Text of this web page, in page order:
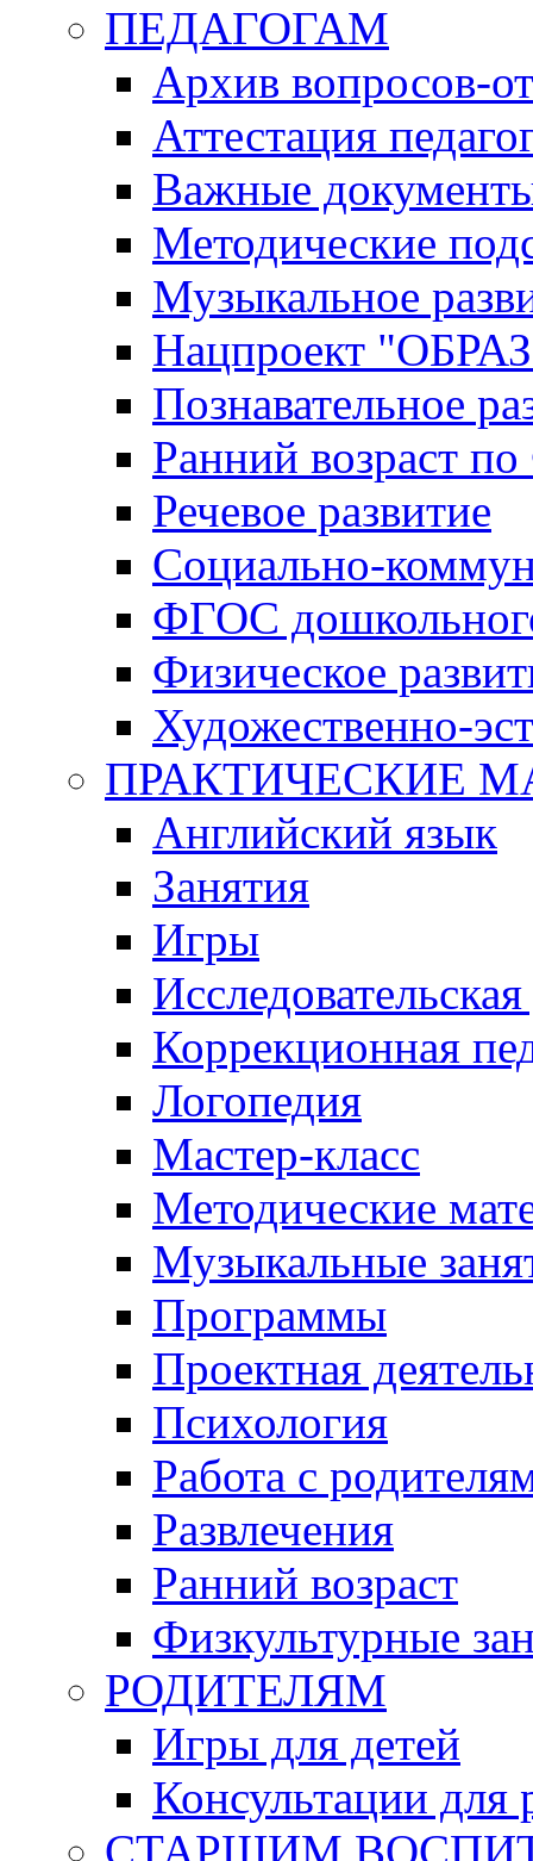
ПЕДАГОГАМ
Архив вопросов-
Аттестация
Важные
Методические
Музыкальное
Нацпроект
Познавательное
Ранний возраст
Речевое развитие
Социально-
ФГОС
Физическое
Художественно-
ПРАКТИЧЕСКИЕ
Английский язык
Занятия
Игры
Коррекционная
Логопедия
Мастер-класс
Методические
Музыкальные
Программы
Проектная
Психология
Работа с
Развлечения
Ранний возраст
Физкультурные
РОДИТЕЛЯМ
Игры для детей
Консультации для
СТАРШИМ